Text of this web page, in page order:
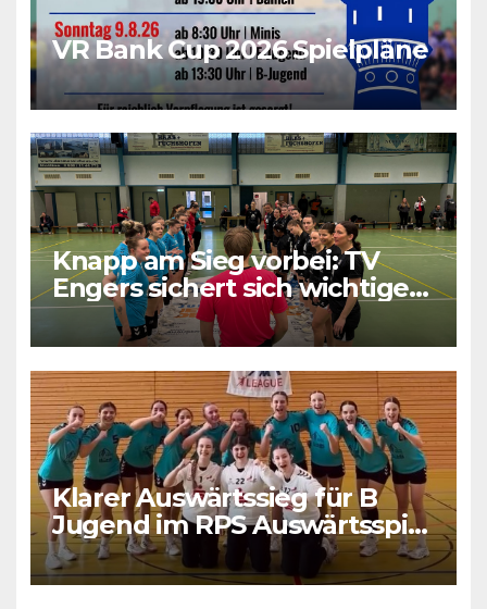
VR Bank Cup 2026 Spielpläne
Knapp am Sieg vorbei: TV
Engers sichert sich wichtigen
Punkt
Klarer Auswärtssieg für B
Jugend im RPS Auswärtsspiel
in Luxenburg